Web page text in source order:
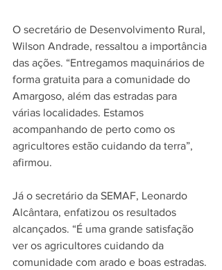
O secretário de Desenvolvimento Rural,
Wilson Andrade, ressaltou a importância
das ações. “Entregamos maquinários de
forma gratuita para a comunidade do
Amargoso, além das estradas para
várias localidades. Estamos
acompanhando de perto como os
agricultores estão cuidando da terra”,
afirmou.
Já o secretário da SEMAF, Leonardo
Alcântara, enfatizou os resultados
alcançados. “É uma grande satisfação
ver os agricultores cuidando da
comunidade com arado e boas estradas.